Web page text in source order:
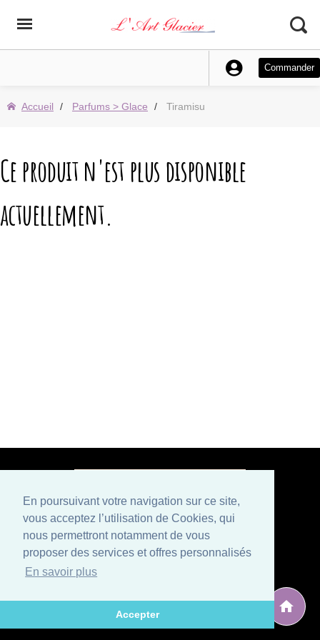
En poursuivant votre navigation sur ce site,
vous acceptez l’utilisation de Cookies, qui
nous permettront notamment de vous
proposer des services et offres personnalisés
En savoir plus
Accepter
Commander
Accueil Parfums > Glace Tiramisu
Ce produit n'est plus disponible
actuellement.
Paiement sécurisé
Mentions légales
Conditions générales de vente
Politique de confidentialité et CGU
, éditeur situé en Avignon (Vaucluse), spécialisé
dans le développement de logiciels et sites internet.